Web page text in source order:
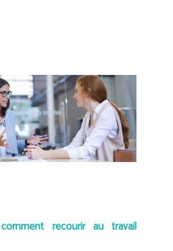
recourir au travail